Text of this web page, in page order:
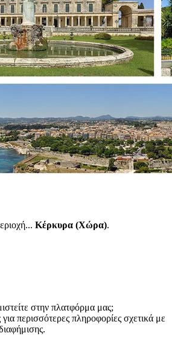
Κέρκυρα (Χώρα).
στην πλατφόρμα μας;
περισσότερες πληροφορίες σχετικά με